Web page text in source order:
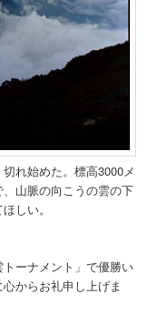
れ始めた。標高3000メ
山脈の向こうの雲の下
しい。
ーナメント」で優勝い
からお礼申し上げま